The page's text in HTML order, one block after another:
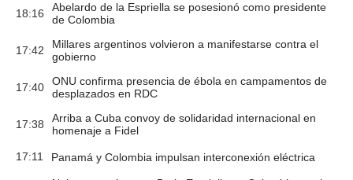
18:16
Abelardo de la Espriella se posesionó como presidente
de Colombia
17:42
Millares argentinos volvieron a manifestarse contra el
gobierno
17:40
ONU confirma presencia de ébola en campamentos de
desplazados en RDC
17:38
Arriba a Cuba convoy de solidaridad internacional en
homenaje a Fidel
17:11 Panamá y Colombia impulsan interconexión eléctrica